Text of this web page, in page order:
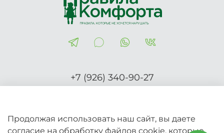
+7 (926) 340-90-27
Продолжая использовать наш сайт, вы даете
согласие на обработку файлов cookie, которые